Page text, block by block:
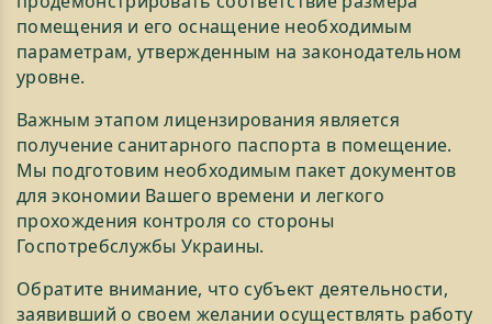
помещения и его оснащение необходимым
параметрам, утвержденным на законодательном
уровне.
Важным этапом лицензирования является
получение санитарного паспорта в помещение.
Мы подготовим необходимым пакет документов
для экономии Вашего времени и легкого
прохождения контроля со стороны
Госпотребслужбы Украины.
Обратите внимание, что субъект деятельности,
заявивший о своем желании осуществлять работу